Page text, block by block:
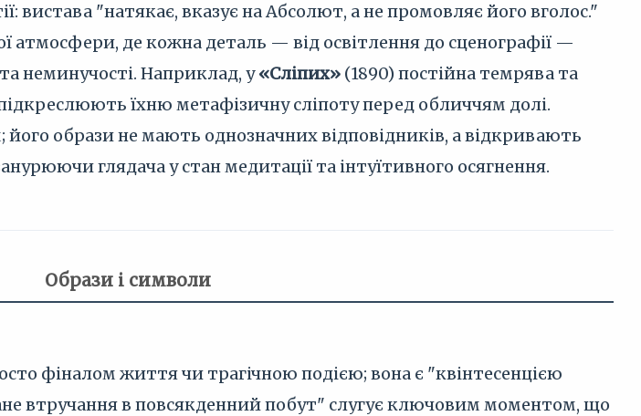
вистава "натякає, вказує на Абсолют, а не промовляє його вголос."
атмосфери, де кожна деталь — від освітлення до сценографії —
неминучості. Наприклад, у«Сліпих» (1890) постійна темрява та
їхню метафізичну сліпоту перед обличчям долі.
образи не мають однозначних відповідників, а відкривають
глядача у стан медитації та інтуїтивного осягнення.
Образи і символи
фіналом життя чи трагічною подією; вона є "квінтесенцією
втручання в повсякденний побут" слугує ключовим моментом, що